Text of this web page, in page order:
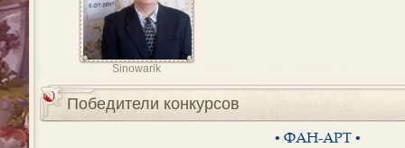
Sinowarik
Победители конкурсов
• ФАН-АРТ •